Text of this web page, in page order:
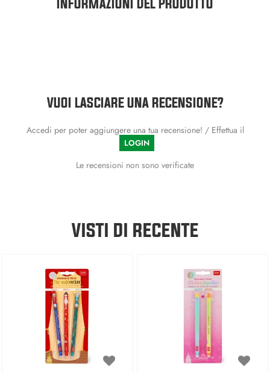
INFORMAZIONI DEL PRODOTTO
VUOI LASCIARE UNA RECENSIONE?
Accedi per poter aggiungere una tua recensione! / Effettua il
LOGIN
Le recensioni non sono verificate
VISTI DI RECENTE